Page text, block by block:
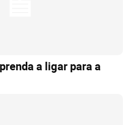
a ligar para a